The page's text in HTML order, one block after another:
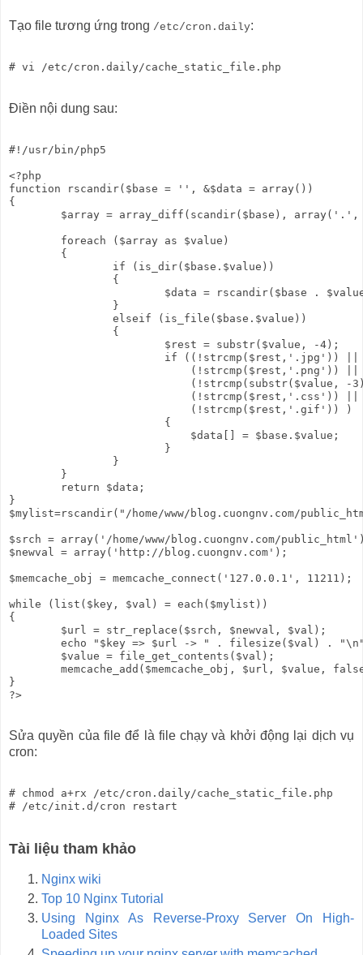
Tạo file tương ứng trong /etc/cron.daily:
Điền nội dung sau:
#!/usr/bin/php5
<?php
function rscandir($base = '', &$data = array())
{
$array = array_diff(scandir($base), array('.',
        foreach ($array as $value)
        {
                if (is_dir($base.$value))
                {
$data = rscandir($base .
                }
                elseif (is_file($base.$value))
                {
                        $rest = substr($value, -4);
                        if ((!strcmp($rest,'.jpg')) ||
                            (!strcmp($rest,'.png')) ||
(!strcmp(substr($value, -
                            (!strcmp($rest,'.css')) ||
                            (!strcmp($rest,'.gif')) )
                        {
                            $data[] = $base.$value;
                        }
                }
        }
        return $data;
}
$mylist=rscandir("/home/www/blog.cuongnv.com/
$srch = array('/home/www/blog.cuongnv.com/
$newval = array('http://blog.cuongnv.com');
$memcache_obj = memcache_connect('127.0.0.1', 11211);
while (list($key, $val) = each($mylist))
{
        $url = str_replace($srch, $newval, $val);
echo "$key => $url -> " . filesize($val) .
        $value = file_get_contents($val);
memcache_add($memcache_obj, $url, $value,
}
Sửa quyền của file để là file chạy và khởi động lại dịch vụ
cron:
# chmod a+rx /etc/cron.daily/cache_static_file.php
Tài liệu tham khảo
Nginx wiki
Top 10 Nginx Tutorial
Using Nginx As Reverse-Proxy Server On High-
Loaded Sites